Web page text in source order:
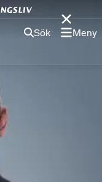
Sök Meny